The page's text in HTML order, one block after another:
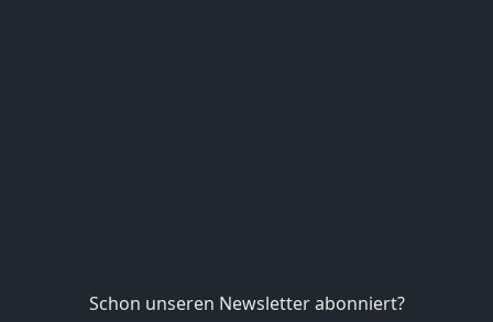
Schon unseren Newsletter abonniert?